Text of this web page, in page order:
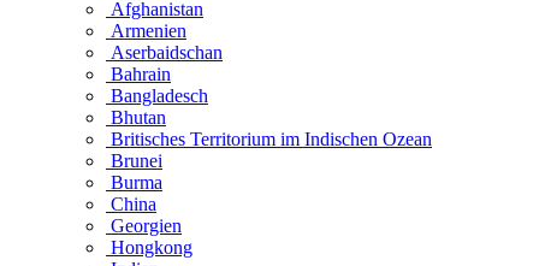
Afghanistan
Armenien
Aserbaidschan
Bahrain
Bangladesch
Bhutan
Britisches Territorium im Indischen Ozean
Brunei
Burma
China
Georgien
Hongkong